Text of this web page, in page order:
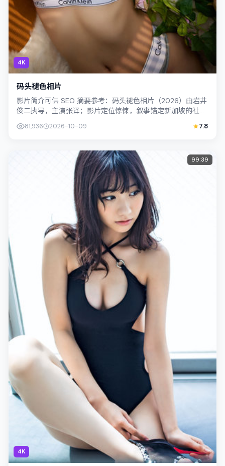
4K
码头褪色相片
影片简介可供 SEO 摘要参考：码头褪色相片（2026）由岩井
俊二执导，主演张译；影片定位惊悚，叙事锚定新加坡的社会
81,936 2026-10-09 7.8
4K
99:39